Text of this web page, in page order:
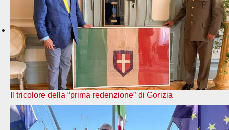
Il tricolore della “prima redenzione” di Gorizia